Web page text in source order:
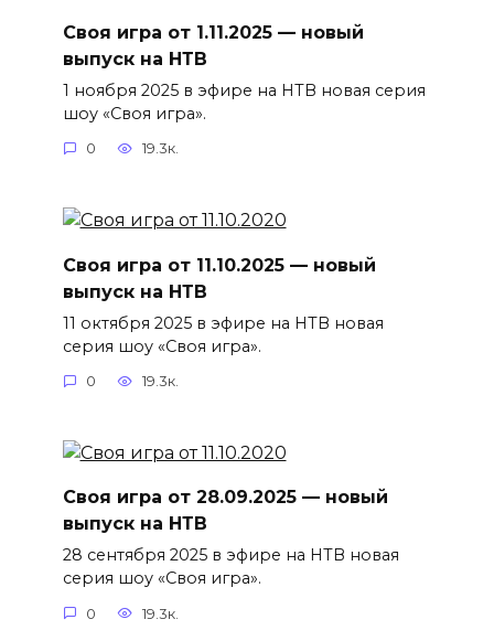
Своя игра от 1.11.2025 — новый
выпуск на НТВ
1 ноября 2025 в эфире на НТВ новая серия
шоу «Своя игра».
0 19.3к.
Своя игра от 11.10.2025 — новый
выпуск на НТВ
11 октября 2025 в эфире на НТВ новая
серия шоу «Своя игра».
0 19.3к.
Своя игра от 28.09.2025 — новый
выпуск на НТВ
28 сентября 2025 в эфире на НТВ новая
серия шоу «Своя игра».
0 19.3к.